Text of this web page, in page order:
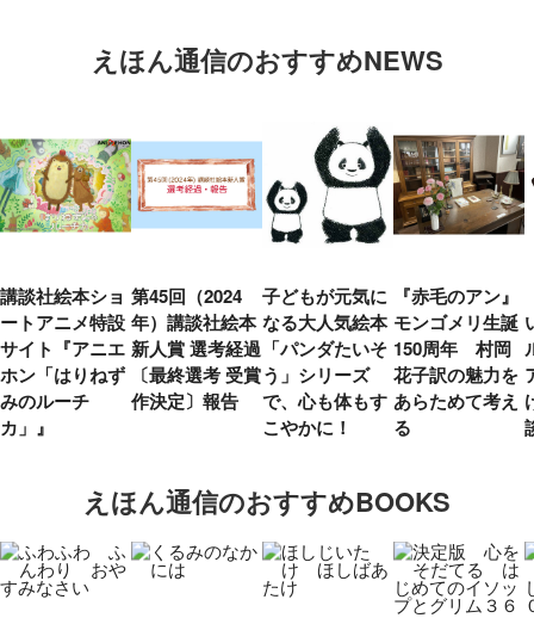
えほん通信のおすすめNEWS
講談社絵本ショ
ートアニメ特設
サイト『アニエ
ホン「はりねず
みのルーチ
カ」』
第45回（2024
年）講談社絵本
新人賞 選考経過
〔最終選考 受賞
作決定〕報告
子どもが元気に
なる大人気絵本
「パンダたいそ
う」シリーズ
で、心も体もす
こやかに！
『赤毛のアン』
モンゴメリ生誕
150周年 村岡
花子訳の魅力を
あらためて考え
る
えほん通信のおすすめBOOKS